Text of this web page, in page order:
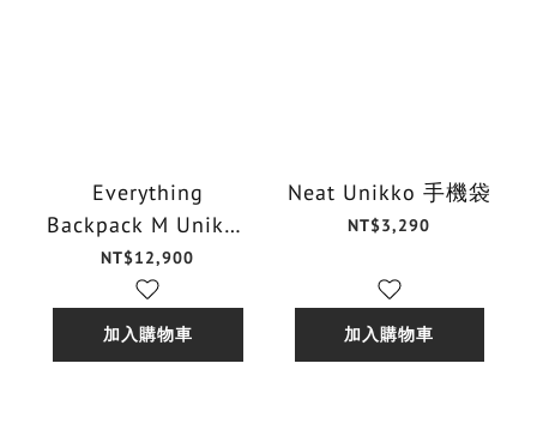
Everything
Backpack M Unikko
後背包
NT$12,900
加入購物車
Neat Unikko 手機袋
NT$3,290
加入購物車